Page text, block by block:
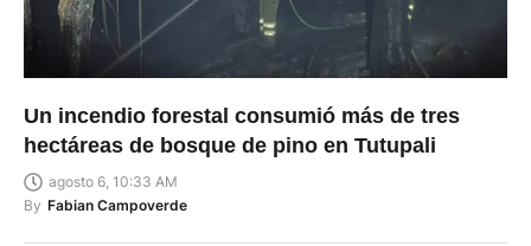
Un incendio forestal consumió más de tres
hectáreas de bosque de pino en Tutupali
agosto 6, 10:33 AM
By Fabian Campoverde